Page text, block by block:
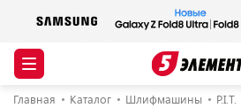
Главная Каталог Шлифмашины P.I.T.